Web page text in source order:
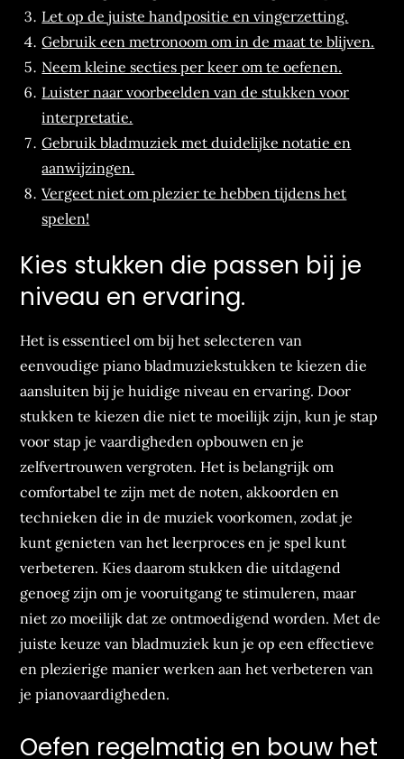
Let op de juiste handpositie en vingerzetting.
Gebruik een metronoom om in de maat te blijven.
Neem kleine secties per keer om te oefenen.
Luister naar voorbeelden van de stukken voor
interpretatie.
Gebruik bladmuziek met duidelijke notatie en
aanwijzingen.
Vergeet niet om plezier te hebben tijdens het
spelen!
Kies stukken die passen bij je
niveau en ervaring.
Het is essentieel om bij het selecteren van
eenvoudige piano bladmuziekstukken te kiezen die
aansluiten bij je huidige niveau en ervaring. Door
stukken te kiezen die niet te moeilijk zijn, kun je stap
voor stap je vaardigheden opbouwen en je
zelfvertrouwen vergroten. Het is belangrijk om
comfortabel te zijn met de noten, akkoorden en
technieken die in de muziek voorkomen, zodat je
kunt genieten van het leerproces en je spel kunt
verbeteren. Kies daarom stukken die uitdagend
genoeg zijn om je vooruitgang te stimuleren, maar
niet zo moeilijk dat ze ontmoedigend worden. Met de
juiste keuze van bladmuziek kun je op een effectieve
en plezierige manier werken aan het verbeteren van
je pianovaardigheden.
Oefen regelmatig en bouw het